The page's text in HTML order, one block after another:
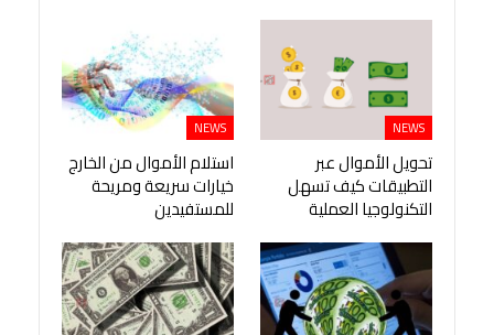
NEWS
تحويل الأموال عبر
التطبيقات كيف تسهل
التكنولوجيا العملية
NEWS
استلام الأموال من الخارج
خيارات سريعة ومريحة
للمستفيدين